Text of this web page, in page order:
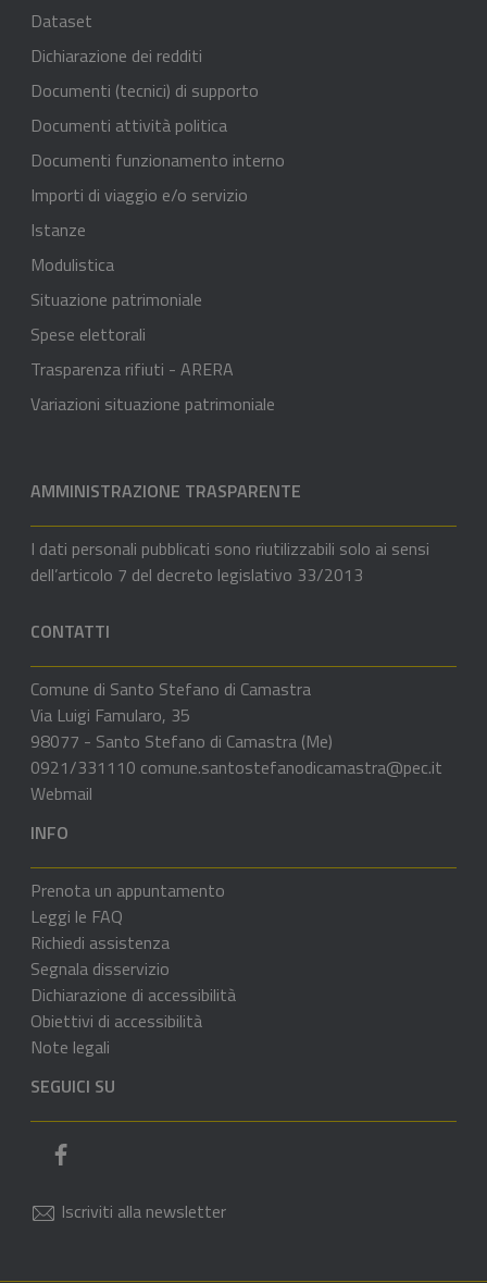
Dataset
Dichiarazione dei redditi
Documenti (tecnici) di supporto
Documenti attività politica
Documenti funzionamento interno
Importi di viaggio e/o servizio
Istanze
Modulistica
Situazione patrimoniale
Spese elettorali
Trasparenza rifiuti - ARERA
Variazioni situazione patrimoniale
AMMINISTRAZIONE TRASPARENTE
I dati personali pubblicati sono riutilizzabili solo ai sensi
dell’articolo 7 del decreto legislativo 33/2013
CONTATTI
Comune di Santo Stefano di Camastra
Via Luigi Famularo, 35
98077 - Santo Stefano di Camastra (Me)
0921/331110 comune.santostefanodicamastra@pec.it
Webmail
INFO
Prenota un appuntamento
Leggi le FAQ
Richiedi assistenza
Segnala disservizio
Dichiarazione di accessibilità
Obiettivi di accessibilità
Note legali
SEGUICI SU
Iscriviti alla newsletter